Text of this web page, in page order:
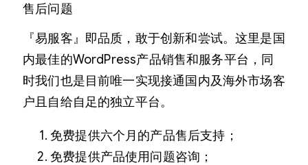
售后问题
『易服客』即品质，敢于创新和尝试。这里是国
内最佳的WordPress产品销售和服务平台，同
时我们也是目前唯一实现接通国内及海外市场客
户且自给自足的独立平台。
免费提供六个月的产品售后支持；
免费提供产品使用问题咨询；